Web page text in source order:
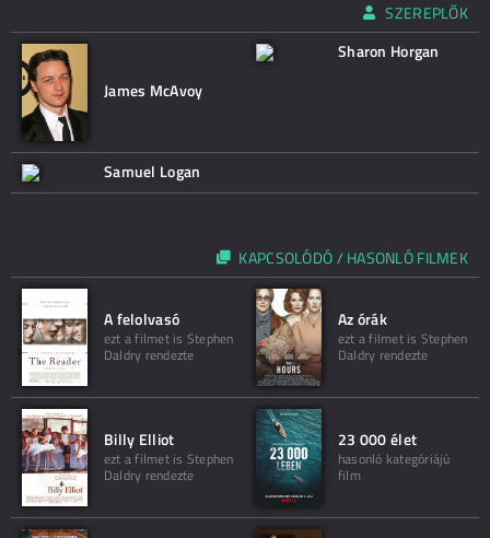
SZEREPLŐK
James McAvoy
Sharon Horgan
Samuel Logan
KAPCSOLÓDÓ / HASONLÓ FILMEK
A felolvasó
ezt a filmet is Stephen
Daldry rendezte
Az órák
ezt a filmet is Stephen
Daldry rendezte
Billy Elliot
ezt a filmet is Stephen
Daldry rendezte
23 000 élet
hasonló kategóriájú
film